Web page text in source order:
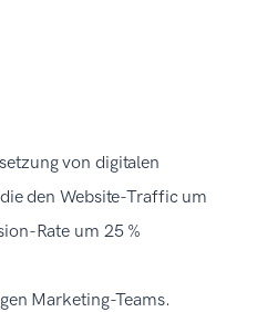
von digitalen
den Website-Traffic um
Rate um 25 %
Marketing-Teams.